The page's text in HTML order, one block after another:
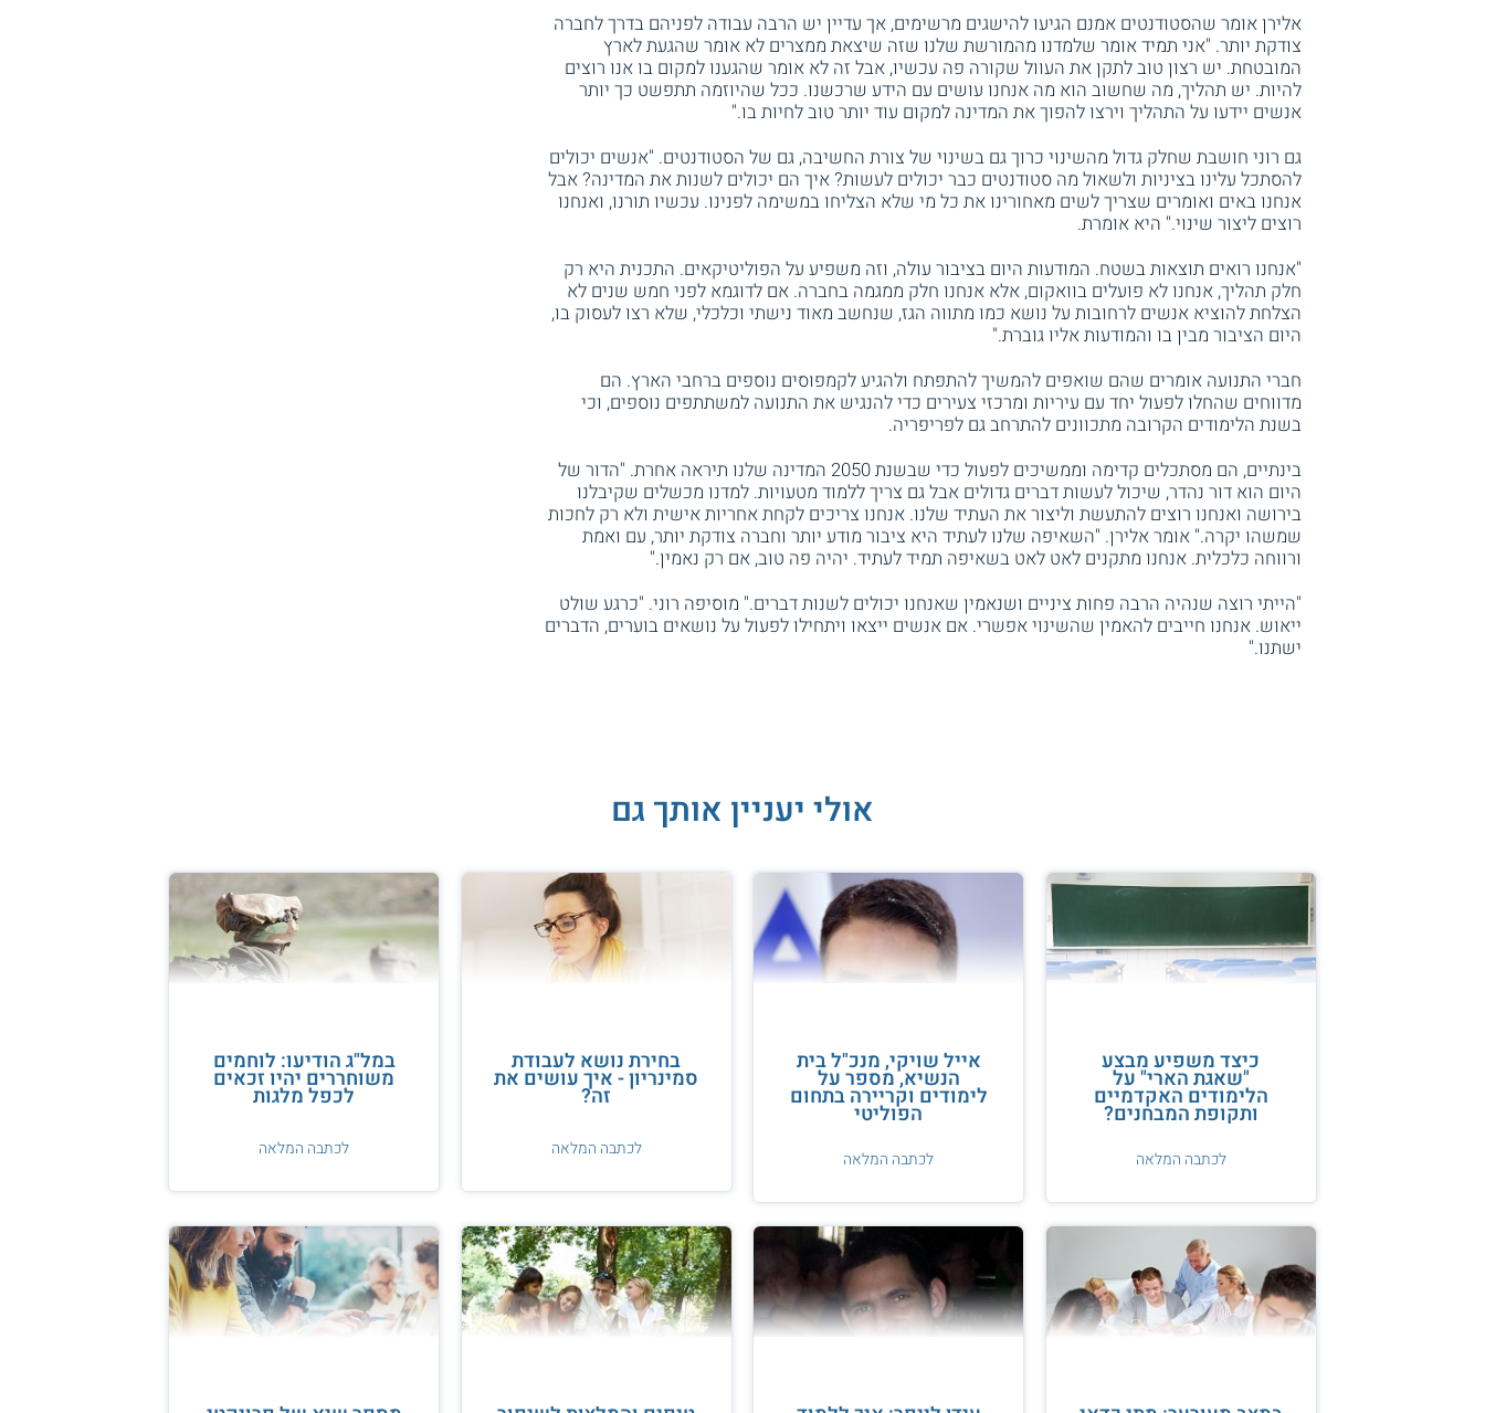
אלירן אומר שהסטודנטים אמנם הגיעו להישגים מרשימים, אך עדיין יש הרבה עבודה לפניהם בדרך לחברה
צודקת יותר. "אני תמיד אומר שלמדנו מהמורשת שלנו שזה שיצאת ממצרים לא אומר שהגעת לארץ
המובטחת. יש רצון טוב לתקן את העוול שקורה פה עכשיו, אבל זה לא אומר שהגענו למקום בו אנו רוצים
להיות. יש תהליך, מה שחשוב הוא מה אנחנו עושים עם הידע שרכשנו. ככל שהיוזמה תתפשט כך יותר
אנשים יידעו על התהליך וירצו להפוך את המדינה למקום עוד יותר טוב לחיות בו."
גם רוני חושבת שחלק גדול מהשינוי כרוך גם בשינוי של צורת החשיבה, גם של הסטודנטים. "אנשים יכולים
להסתכל עלינו בציניות ולשאול מה סטודנטים כבר יכולים לעשות? איך הם יכולים לשנות את המדינה? אבל
אנחנו באים ואומרים שצריך לשים מאחורינו את כל מי שלא הצליחו במשימה לפנינו. עכשיו תורנו, ואנחנו
רוצים ליצור שינוי." היא אומרת.
"אנחנו רואים תוצאות בשטח. המודעות היום בציבור עולה, וזה משפיע על הפוליטיקאים. התכנית היא רק
חלק תהליך, אנחנו לא פועלים בוואקום, אלא אנחנו חלק ממגמה בחברה. אם לדוגמא לפני חמש שנים לא
הצלחת להוציא אנשים לרחובות על נושא כמו מתווה הגז, שנחשב מאוד נישתי וכלכלי, שלא רצו לעסוק בו,
היום הציבור מבין בו והמודעות אליו גוברת."
חברי התנועה אומרים שהם שואפים להמשיך להתפתח ולהגיע לקמפוסים נוספים ברחבי הארץ. הם
מדווחים שהחלו לפעול יחד עם עיריות ומרכזי צעירים כדי להנגיש את התנועה למשתתפים נוספים, וכי
בשנת הלימודים הקרובה מתכוונים להתרחב גם לפריפריה.
בינתיים, הם מסתכלים קדימה וממשיכים לפעול כדי שבשנת 2050 המדינה שלנו תיראה אחרת. "הדור של
היום הוא דור נהדר, שיכול לעשות דברים גדולים אבל גם צריך ללמוד מטעויות. למדנו מכשלים שקיבלנו
בירושה ואנחנו רוצים להתעשת וליצור את העתיד שלנו. אנחנו צריכים לקחת אחריות אישית ולא רק לחכות
שמשהו יקרה." אומר אלירן. "השאיפה שלנו לעתיד היא ציבור מודע יותר וחברה צודקת יותר, עם ואמת
ורווחה כלכלית. אנחנו מתקנים לאט לאט בשאיפה תמיד לעתיד. יהיה פה טוב, אם רק נאמין."
"הייתי רוצה שנהיה הרבה פחות ציניים ושנאמין שאנחנו יכולים לשנות דברים." מוסיפה רוני. "כרגע שולט
ייאוש. אנחנו חייבים להאמין שהשינוי אפשרי. אם אנשים ייצאו ויתחילו לפעול על נושאים בוערים, הדברים
ישתנו."
אולי יעניין אותך גם
כיצד משפיע מבצע
"שאגת הארי" על
הלימודים האקדמיים
ותקופת המבחנים?
לכתבה המלאה
אייל שויקי, מנכ"ל בית
הנשיא, מספר על
לימודים וקריירה בתחום
הפוליטי
לכתבה המלאה
בחירת נושא לעבודת
סמינריון - איך עושים את
זה?
לכתבה המלאה
במל"ג הודיעו: לוחמים
משוחררים יהיו זכאים
לכפל מלגות
לכתבה המלאה